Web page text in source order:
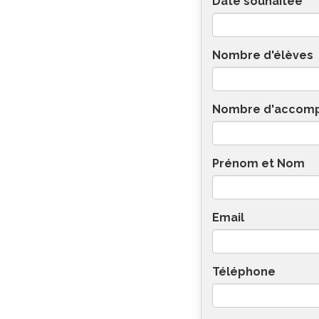
Nombre d'élèves
Nombre
Prénom et Nom
Email
Téléphone